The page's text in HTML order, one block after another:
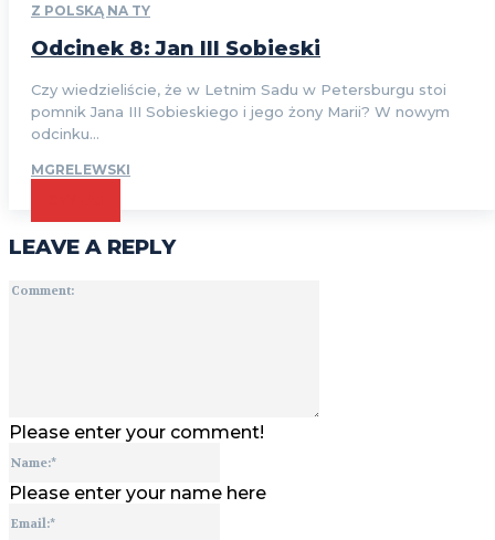
Z POLSKĄ NA TY
Odcinek 8: Jan III Sobieski
Czy wiedzieliście, że w Letnim Sadu w Petersburgu stoi
pomnik Jana III Sobieskiego i jego żony Marii? W nowym
odcinku...
MGRELEWSKI
LEAVE A REPLY
Please enter your comment!
Please enter your name here